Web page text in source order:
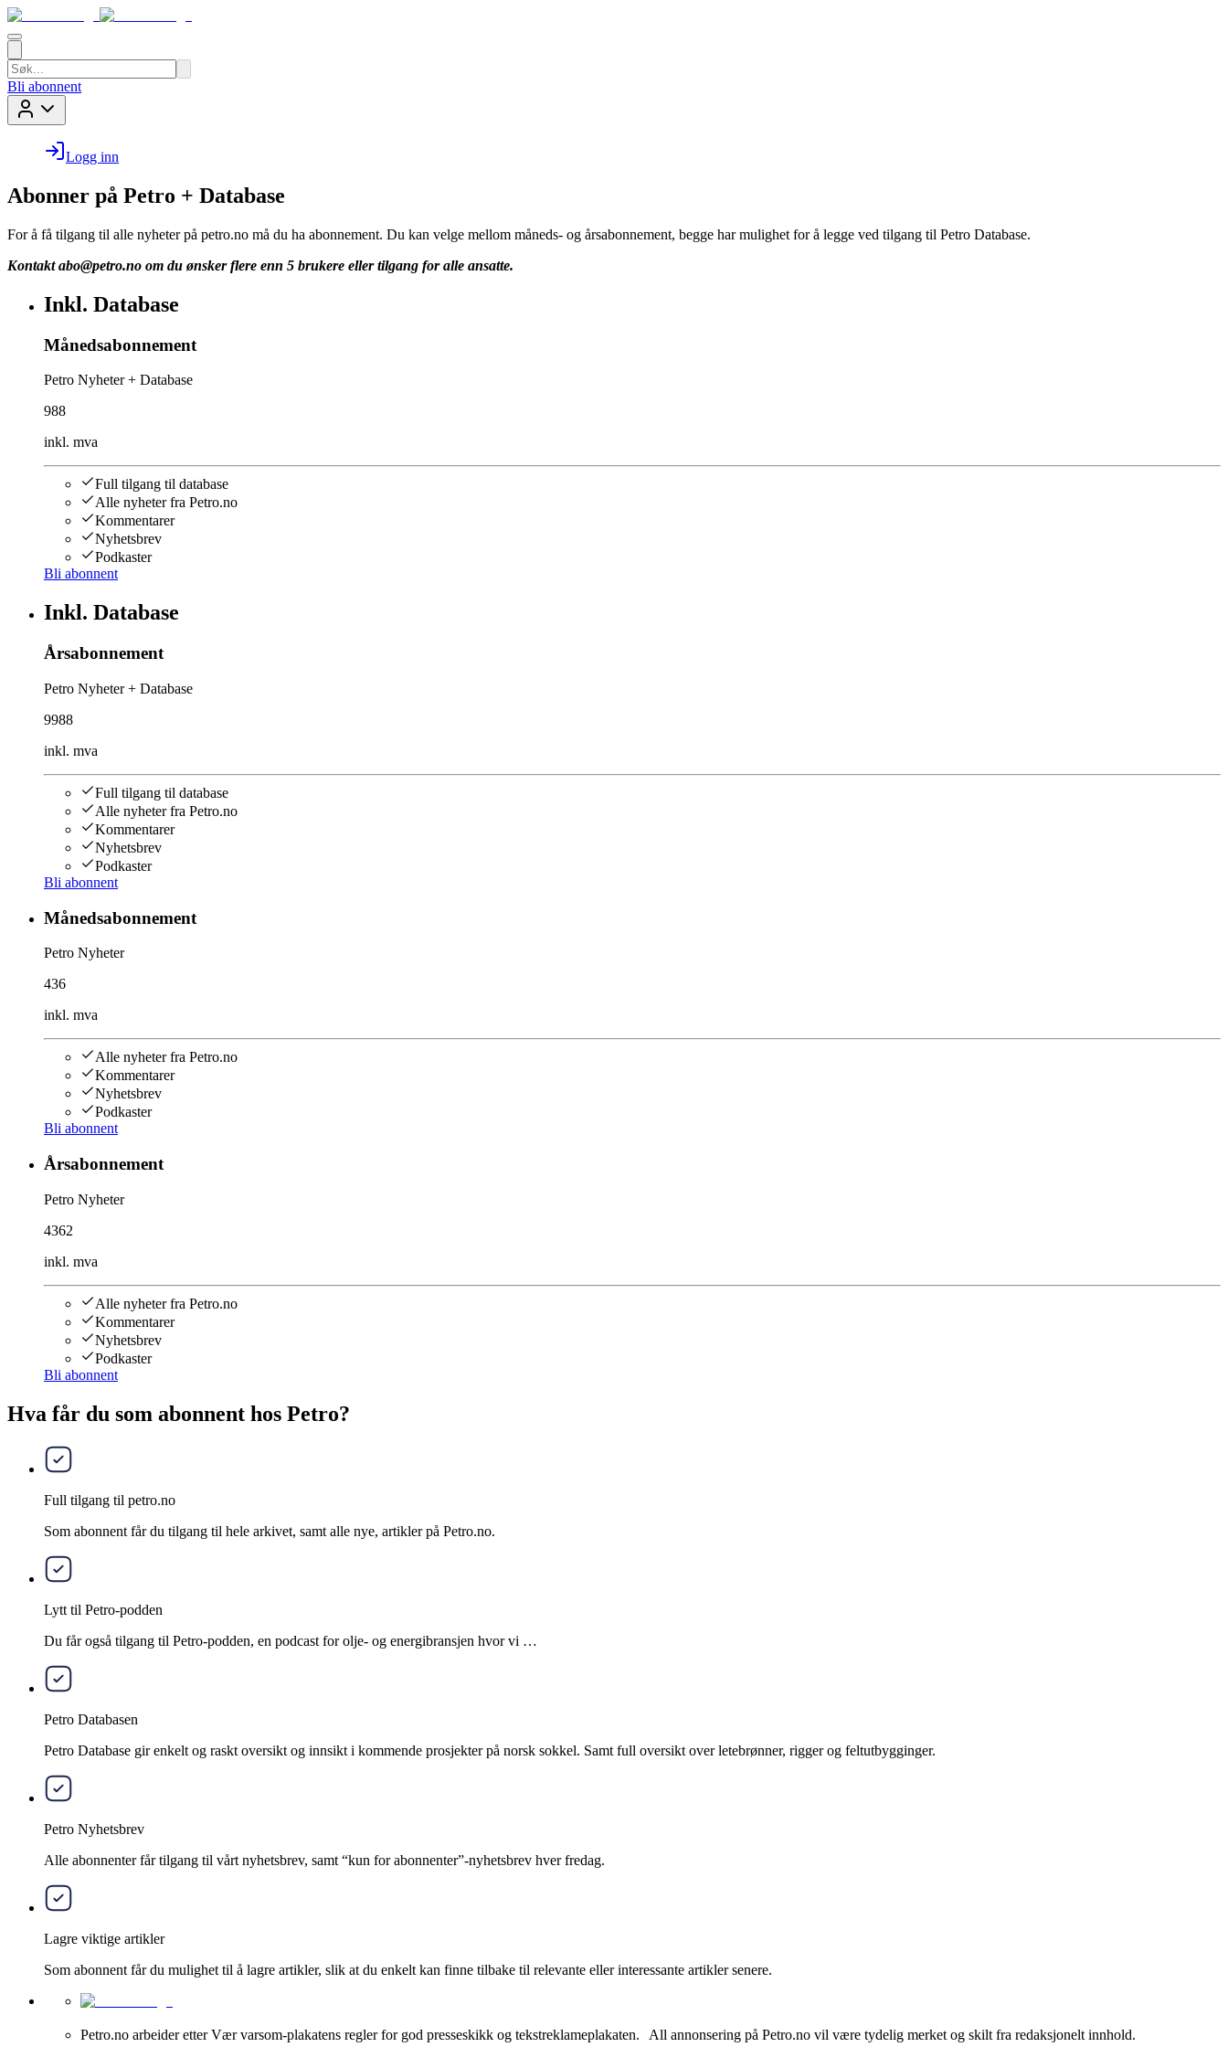
Bli abonnent
Logg inn
Abonner på Petro + Database
For å få tilgang til alle nyheter på petro.no må du ha abonnement. Du kan velge mellom måneds- og årsabonnement, begge har mulighet for å legge ved tilgang til Petro Database.
Kontakt abo@petro.no om du ønsker flere enn 5 brukere eller tilgang for alle ansatte.
Inkl. Database
Månedsabonnement
Petro Nyheter + Database
988
inkl. mva
Full tilgang til database
Alle nyheter fra Petro.no
Kommentarer
Nyhetsbrev
Podkaster
Bli abonnent
Inkl. Database
Årsabonnement
Petro Nyheter + Database
9988
inkl. mva
Full tilgang til database
Alle nyheter fra Petro.no
Kommentarer
Nyhetsbrev
Podkaster
Bli abonnent
Månedsabonnement
Petro Nyheter
436
inkl. mva
Alle nyheter fra Petro.no
Kommentarer
Nyhetsbrev
Podkaster
Bli abonnent
Årsabonnement
Petro Nyheter
4362
inkl. mva
Alle nyheter fra Petro.no
Kommentarer
Nyhetsbrev
Podkaster
Bli abonnent
Hva får du som abonnent hos Petro?
Full tilgang til petro.no
Som abonnent får du tilgang til hele arkivet, samt alle nye, artikler på Petro.no.
Lytt til Petro-podden
Du får også tilgang til Petro-podden, en podcast for olje- og energibransjen hvor vi …
Petro Databasen
Petro Database gir enkelt og raskt oversikt og innsikt i kommende prosjekter på norsk sokkel. Samt full oversikt over letebrønner, rigger og feltutbygginger.
Petro Nyhetsbrev
Alle abonnenter får tilgang til vårt nyhetsbrev, samt “kun for abonnenter”-nyhetsbrev hver fredag.
Lagre viktige artikler
Som abonnent får du mulighet til å lagre artikler, slik at du enkelt kan finne tilbake til relevante eller interessante artikler senere.
Petro.no arbeider etter Vær varsom-plakatens regler for god presseskikk og tekstreklameplakaten. All annonsering på Petro.no vil være tydelig merket og skilt fra redaksjonelt innhold.